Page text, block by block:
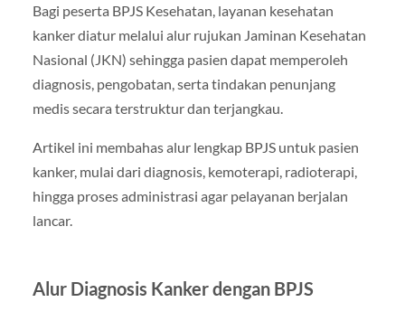
Bagi peserta BPJS Kesehatan, layanan kesehatan
kanker diatur melalui alur rujukan Jaminan Kesehatan
Nasional (JKN) sehingga pasien dapat memperoleh
diagnosis, pengobatan, serta tindakan penunjang
medis secara terstruktur dan terjangkau.
Artikel ini membahas alur lengkap BPJS untuk pasien
kanker, mulai dari diagnosis, kemoterapi, radioterapi,
hingga proses administrasi agar pelayanan berjalan
lancar.
Alur Diagnosis Kanker dengan BPJS